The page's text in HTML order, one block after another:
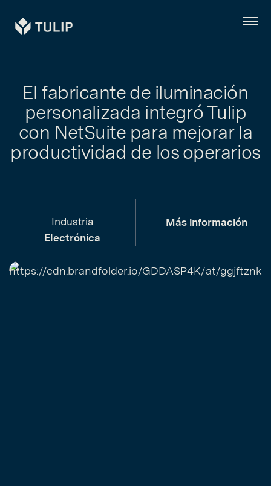
Tulip Menú
El fabricante de iluminación
personalizada integró Tulip
con NetSuite para mejorar la
productividad de los operarios
Industria
Electrónica
Más información